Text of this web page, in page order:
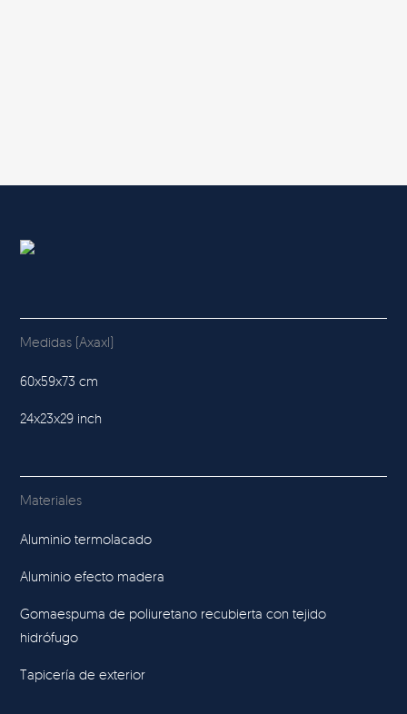
Medidas (Axaxl)
60x59x73 cm
24x23x29 inch
Materiales
Aluminio termolacado
Aluminio efecto madera
Gomaespuma de poliuretano recubierta con tejido
hidrófugo
Tapicería de exterior